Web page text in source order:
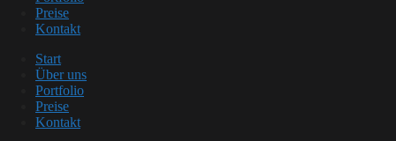
Preise
Kontakt
Start
Über uns
Portfolio
Preise
Kontakt
Dinslaken verbindet idyllische
Niederrhein-Atmosphäre mit guter
Erreichbarkeit – und genau das macht
die Stadt zu einem beliebten Ort für
Hochzeiten. Egal ob ihr von einer
romantischen Feier im Grünen, einer
stilvollen Location mit historischem